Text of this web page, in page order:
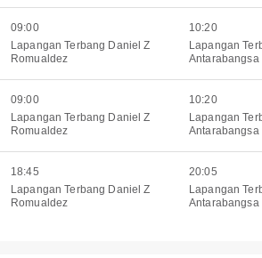
09:00
Lapangan Terbang Daniel Z
Romualdez
10:20
Lapangan
09:00
Lapangan Terbang Daniel Z
Romualdez
10:20
Lapangan
18:45
Lapangan Terbang Daniel Z
Romualdez
20:05
Lapangan